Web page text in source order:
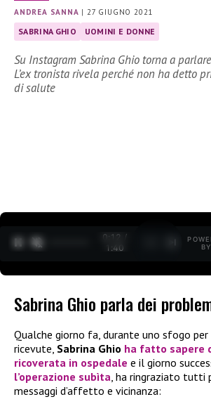
ANDREA SANNA |27 GIUGNO 2021
SABRINA GHIO UOMINI E DONNE
Su Instagram Sabrina Ghio torna a
L’ex tronista rivela perché non ha detto
di salute
0:12 /
1:40
BY
Sabrina Ghio parla dei
Qualche giorno fa, durante uno sfogo per
ricevute, Sabrina Ghio ha fatto sapere
ricoverata in ospedale e il giorno
l’operazione subìta, ha ringraziato tutti
messaggi d’affetto e vicinanza: